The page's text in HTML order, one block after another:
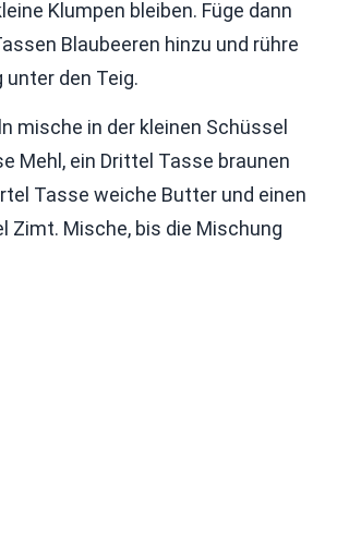
Klumpen bleiben. Füge dann
Blaubeeren hinzu und rühre
den Teig.
mische in der kleinen Schüssel
Mehl, ein Drittel Tasse braunen
Tasse weiche Butter und einen
Zimt. Mische, bis die Mischung